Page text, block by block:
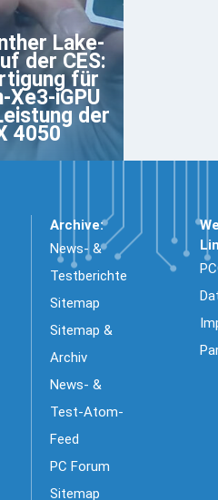
Lake-
der CES:
für
Xe3-iGPU
der
4050
Archive:
News- &
Testberichte
Sitemap
Sitemap &
Archiv
News- &
Test-Atom-
Feed
PC Forum
Sitemap